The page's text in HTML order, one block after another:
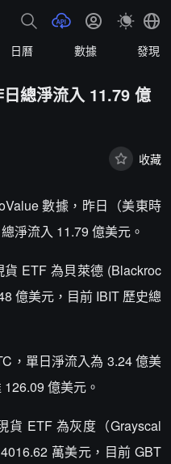
日曆 數據 發現
總淨流入 11.79 億
收藏
數據，昨日（美東時
淨流入 11.79 億美元。
ETF 為貝萊德 (Blackroc
億美元，目前 IBIT 歷史總
，單日淨流入為 3.24 億美
億美元。
貨 ETF 為灰度（Grayscal
萬美元，目前 GBT